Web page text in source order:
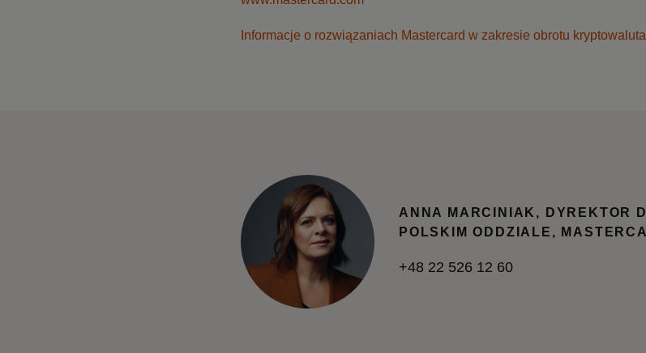
Informacje o rozwiązaniach Mastercard w zakresie obrotu
ANNA MARCINIAK, DYREKTOR
POLSKIM ODDZIALE,
+48 22 526 12 60